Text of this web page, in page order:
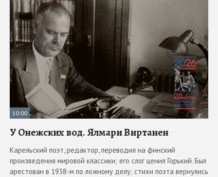
10:00
У Онежских вод. Ялмари Виртанен
Карельский поэт, редактор, переводил на финский
произведения мировой классики; его слог ценил Горький. Был
арестован в 1938-м по ложному делу; стихи поэта вернулись